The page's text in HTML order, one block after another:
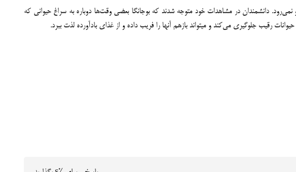
دانشمندان در مشاهدات خود متوجه شدند که بوجانگا بعضی وقت‌ها دوباره به سراغ حیوانی که